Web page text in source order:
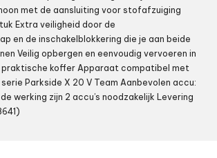
met de aansluiting voor stofafzuiging
Extra veiligheid door de
en de inschakelblokkering die je aan beide
Veilig opbergen en eenvoudig vervoeren in
praktische koffer Apparaat compatibel met
serie Parkside X 20 V Team Aanbevolen accu:
werking zijn 2 accu’s noodzakelijk Levering